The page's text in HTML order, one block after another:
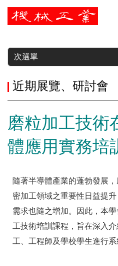
暫停
次選單
近期展覽、研討會
磨粒加工技術
體應用實務培
隨著半導體產業的蓬勃發展
密加工領域之重要性日益提
需求也隨之增加。因此，本
工技術培訓課程，旨在深入
工、工程師及學校學生進行系